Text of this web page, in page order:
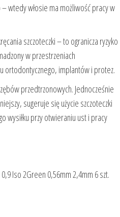
wtedy włosie ma możliwość pracy w
szczoteczki – to ogranicza ryzyko
w przestrzeniach
ortodontycznego, implantów i protez.
przedtrzonowych. Jednocześnie
sugeruje się użycie szczoteczki
wysiłku przy otwieraniu ust i pracy
Iso 2Green 0,56mm 2,4mm 6 szt.